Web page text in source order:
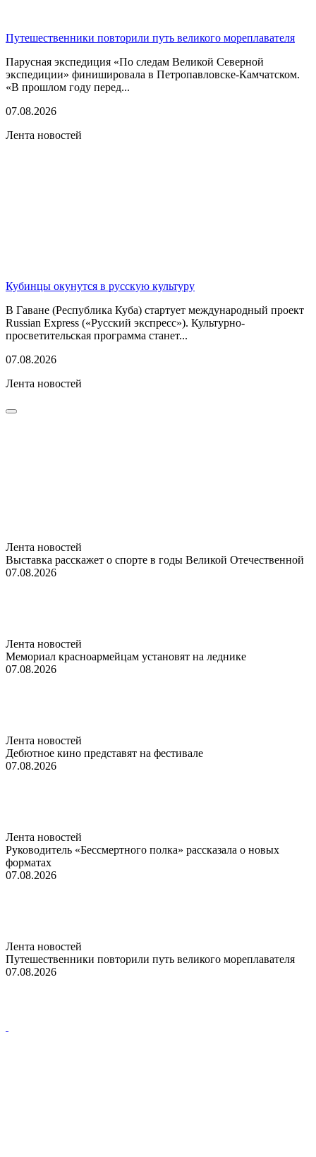
Путешественники повторили путь великого мореплавателя
Парусная экспедиция «По следам Великой Северной
экспедиции» финишировала в Петропавловске-Камчатском.
«В прошлом году перед...
07.08.2026
Лента новостей
Кубинцы окунутся в русскую культуру
В Гаване (Республика Куба) стартует международный проект
Russian Express («Русский экспресс»). Культурно-
просветительская программа станет...
07.08.2026
Лента новостей
Лента новостей
Выставка расскажет о спорте в годы Великой Отечественной
07.08.2026
Лента новостей
Мемориал красноармейцам установят на леднике
07.08.2026
Лента новостей
Дебютное кино представят на фестивале
07.08.2026
Лента новостей
Руководитель «Бессмертного полка» рассказала о новых
форматах
07.08.2026
Лента новостей
Путешественники повторили путь великого мореплавателя
07.08.2026